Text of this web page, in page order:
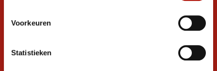
Voorkeuren
Statistieken